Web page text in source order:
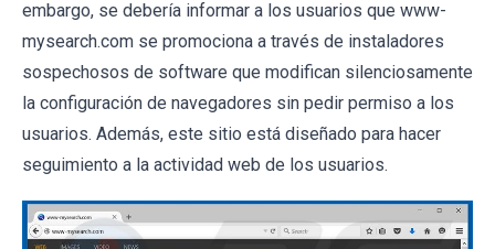
embargo, se debería informar a los usuarios que www-
mysearch.com se promociona a través de instaladores
sospechosos de software que modifican silenciosamente
la configuración de navegadores sin pedir permiso a los
usuarios. Además, este sitio está diseñado para hacer
seguimiento a la actividad web de los usuarios.